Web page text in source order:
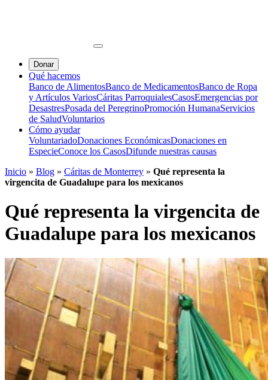
Donar
Qué hacemos
Banco de AlimentosBanco de MedicamentosBanco de Ropa
y Artículos VariosCáritas ParroquialesCasosEmergencias por
DesastresPosada del PeregrinoPromoción HumanaServicios
de SaludVoluntarios
Cómo ayudar
VoluntariadoDonaciones EconómicasDonaciones en
EspecieConoce los CasosDifunde nuestras causas
Inicio » Blog » Cáritas de Monterrey » Qué representa la
virgencita de Guadalupe para los mexicanos
Qué representa la virgencita de
Guadalupe para los mexicanos